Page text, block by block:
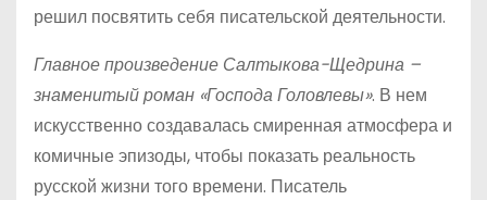
решил посвятить себя писательской деятельности.
Главное произведение Салтыкова-Щедрина –
знаменитый роман «Господа Головлевы». В нем
искусственно создавалась смиренная атмосфера и
комичные эпизоды, чтобы показать реальность
русской жизни того времени. Писатель